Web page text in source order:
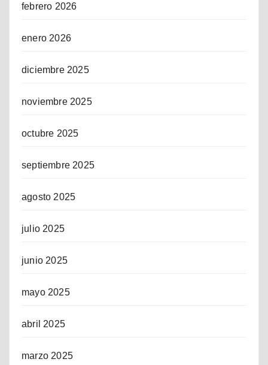
febrero 2026
enero 2026
diciembre 2025
noviembre 2025
octubre 2025
septiembre 2025
agosto 2025
julio 2025
junio 2025
mayo 2025
abril 2025
marzo 2025